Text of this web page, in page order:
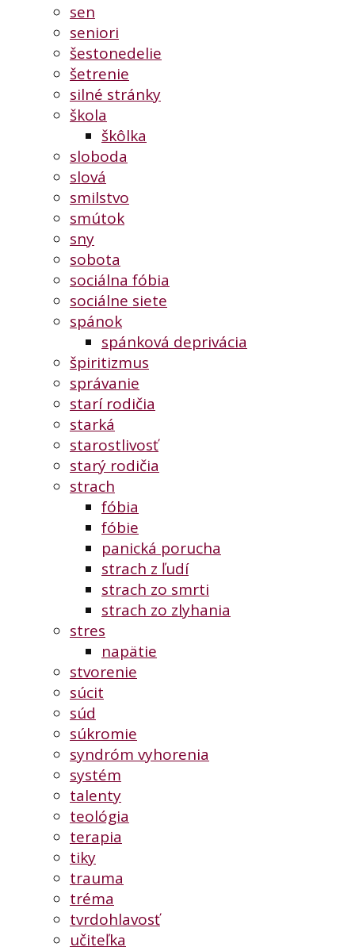
sen
seniori
šestonedelie
šetrenie
silné stránky
škola
škôlka
sloboda
slová
smilstvo
smútok
sny
sobota
sociálna fóbia
sociálne siete
spánok
spánková deprivácia
špiritizmus
správanie
starí rodičia
starká
starostlivosť
starý rodičia
strach
fóbia
fóbie
panická porucha
strach z ľudí
strach zo smrti
strach zo zlyhania
stres
napätie
stvorenie
súcit
súd
súkromie
syndróm vyhorenia
systém
talenty
teológia
terapia
tiky
trauma
tréma
tvrdohlavosť
učiteľka